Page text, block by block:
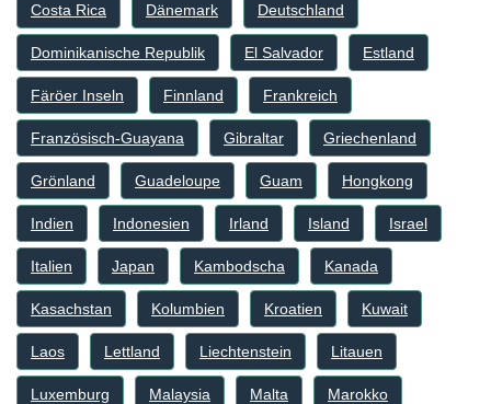
Costa Rica Dänemark Deutschland
Dominikanische Republik El Salvador Estland
Färöer Inseln Finnland Frankreich
Französisch-Guayana Gibraltar Griechenland
Grönland Guadeloupe Guam Hongkong
Indien Indonesien Irland Island Israel
Italien Japan Kambodscha Kanada
Kasachstan Kolumbien Kroatien Kuwait
Laos Lettland Liechtenstein Litauen
Luxemburg Malaysia Malta Marokko